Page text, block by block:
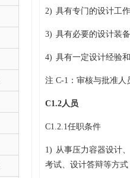
2) 具有专门的设计工
3) 具有必要的设计装
4) 具有一定设计经验
注 C-1 ：审核与批准
C1.2人员
C1.2.1任职条件
1) 从事压力容器设计
考试、设计答辩等方式